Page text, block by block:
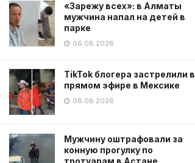
«Зарежу всех»: в Алматы
мужчина напал на детей в
парке
06.08.2026
TikTok блогера застрелили в
прямом эфире в Мексике
06.08.2026
Мужчину оштрафовали за
конную прогулку по
тротуарам в Астане